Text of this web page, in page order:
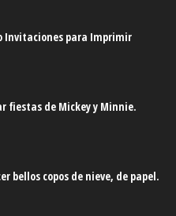
Invitaciones para Imprimir
fiestas de Mickey y Minnie.
bellos copos de nieve, de papel.